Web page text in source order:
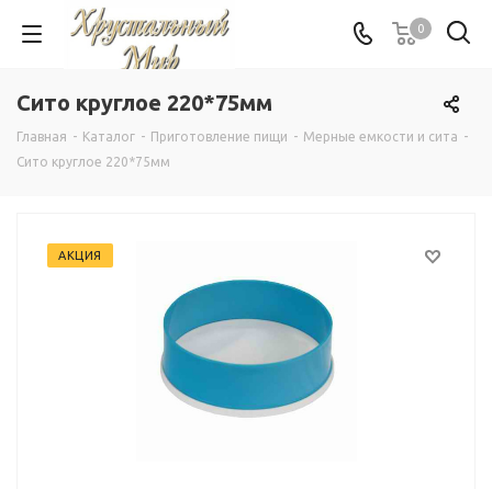
0
Сито круглое 220*75мм
Главная - Каталог - Приготовление пищи - Мерные емкости и сита -
Сито круглое 220*75мм
АКЦИЯ